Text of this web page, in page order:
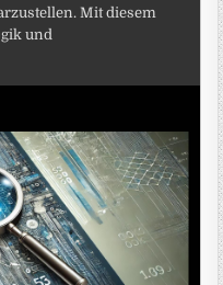
Mit diesem
und